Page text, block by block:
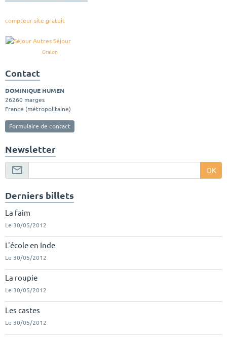
compteur site gratuit
Gralon
Contact
DOMINIQUE HUMEN
26260 marges
France (métropolitaine)
Formulaire de contact
Newsletter
OK
Derniers billets
La faim
Le 30/05/2012
L'école en Inde
Le 30/05/2012
La roupie
Le 30/05/2012
Les castes
Le 30/05/2012